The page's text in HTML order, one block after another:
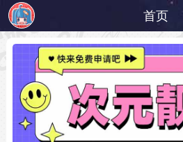
首页